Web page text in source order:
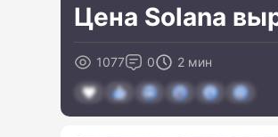
Цена Solana
1077 0 2 мин